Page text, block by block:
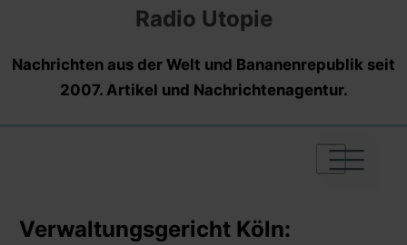
Radio Utopie
Nachrichten aus der Welt und Bananenrepublik seit
2007. Artikel und Nachrichtenagentur.
|
|
|
Verwaltungsgericht Köln: